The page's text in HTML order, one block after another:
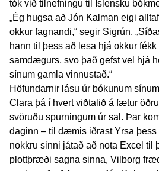
tók við tilnefningu til Íslensku
„Ég hugsa að Jón Kalman eigi
okkur fagnandi,“ segir Sigrún.
hann til þess að lesa hjá okkur
samdægurs, svo það gefst vel hjá
sínum gamla vinnustað.“
Höfundarnir lásu úr bókunum
Clara þá í hvert viðtalið á fætur
svöruðu spurningum úr sal. Þar
daginn – til dæmis iðrast Yrsa þess
nokkru sinni játað að nota Excel til
plottþræði sagna sinna, Vilborg